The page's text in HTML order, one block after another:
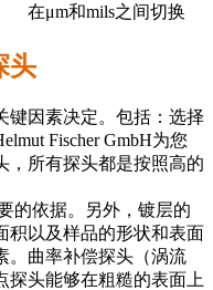
在μm和mils之间切换
头
因素决定。包括：选择
Fischer GmbH为您
，所有探头都是按照高的
依据。另外，镀层的
积以及样品的形状和表面
。曲率补偿探头（涡流
探头能够在粗糙的表面上